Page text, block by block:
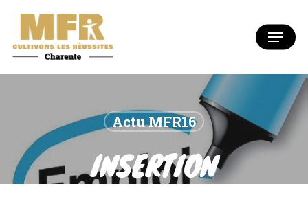
main
Menu
Actu MFR16
INSERTION
Close